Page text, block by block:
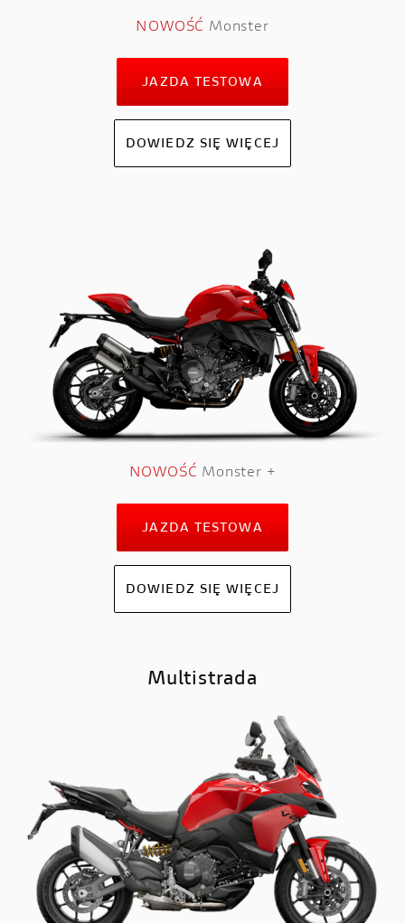
NOWOŚĆ Monster
JAZDA TESTOWA
DOWIEDZ SIĘ WIĘCEJ
NOWOŚĆ Monster +
JAZDA TESTOWA
DOWIEDZ SIĘ WIĘCEJ
Multistrada